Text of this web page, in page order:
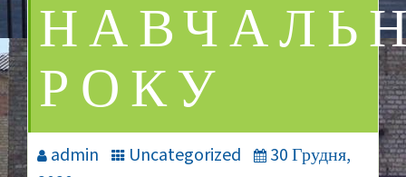
РОКУ
admin Uncategorized
30 Грудня,